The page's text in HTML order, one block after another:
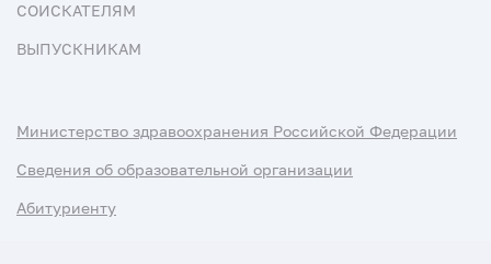
СОИСКАТЕЛЯМ
ВЫПУСКНИКАМ
Министерство здравоохранения Российской Федерации
Сведения об образовательной организации
Абитуриенту